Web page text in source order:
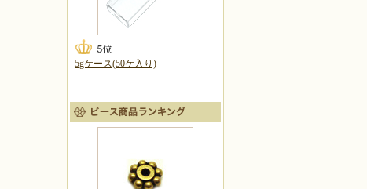
5gケース(50ケ入り)